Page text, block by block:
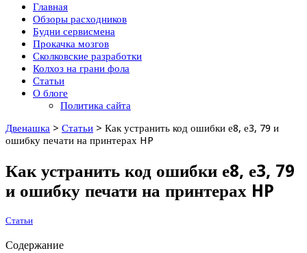
Главная
Обзоры расходников
Будни сервисмена
Прокачка мозгов
Сколковские разработки
Колхоз на грани фола
Статьи
О блоге
Политика сайта
Двенашка > Статьи > Как устранить код ошибки е8, е3, 79 и
ошибку печати на принтерах HP
Как устранить код ошибки е8, е3, 79
и ошибку печати на принтерах HP
Статьи
Содержание